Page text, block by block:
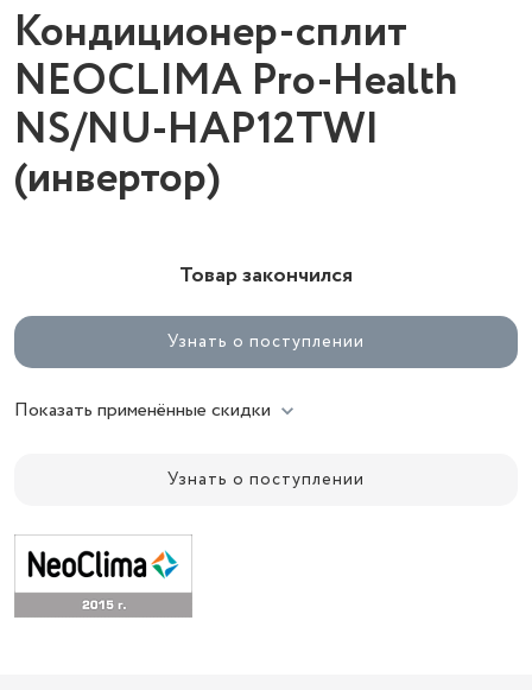
Кондиционер-сплит
NEOCLIMA Pro-Health
NS/NU-HAP12TWI
(инвертор)
Товар закончился
Узнать о поступлении
Показать применённые скидки
Узнать о поступлении